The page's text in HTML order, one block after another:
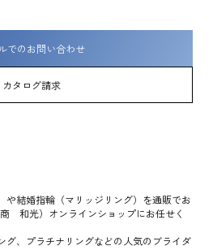
でのお問い合わせ
カタログ請求
や結婚指輪（マリッジリング）を通販でお
和光）オンラインショップにお任せく
グ、プラチナリングなどの人気のブライダ